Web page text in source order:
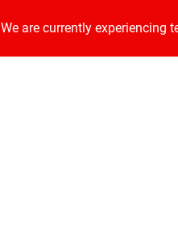
We are currently experiencing